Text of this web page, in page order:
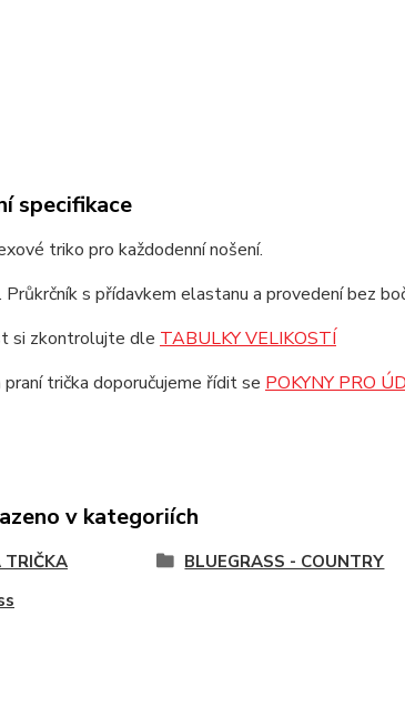
specifikace
triko pro každodenní nošení.
Průkrčník s přídavkem elastanu a provedení bez
si zkontrolujte dle TABULKY VELIKOSTÍ
praní trička doporučujeme řídit se POKYNY PRO
v kategoriích
TRIČKA BLUEGRASS - COUNTRY